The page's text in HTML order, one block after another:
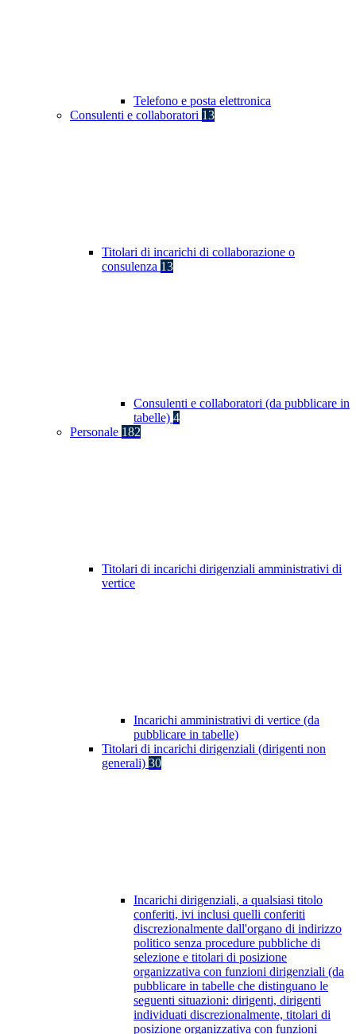
Telefono e posta elettronica
Consulenti e collaboratori 13
Titolari di incarichi di collaborazione o
consulenza 13
Consulenti e collaboratori (da pubblicare in
tabelle) 4
Personale 182
Titolari di incarichi dirigenziali amministrativi di
vertice
Incarichi amministrativi di vertice (da
pubblicare in tabelle)
Titolari di incarichi dirigenziali (dirigenti non
generali) 30
Incarichi dirigenziali, a qualsiasi titolo
conferiti, ivi inclusi quelli conferiti
discrezionalmente dall'organo di indirizzo
politico senza procedure pubbliche di
selezione e titolari di posizione
organizzativa con funzioni dirigenziali (da
pubblicare in tabelle che distinguano le
seguenti situazioni: dirigenti, dirigenti
individuati discrezionalmente, titolari di
posizione organizzativa con funzioni